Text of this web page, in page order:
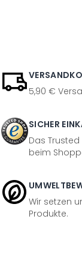
5,90 €
SICHER
Das
beim
Wir setzen
Produkte.